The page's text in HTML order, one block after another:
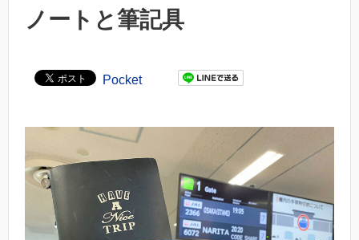
ノートと筆記具
Pocket